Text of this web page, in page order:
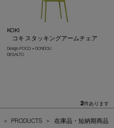
KOKI
コキ スタッキングアームチェア
Design : POCCI＋DONDOLI
DESALTO
2件あります
> PRODUCTS > 在庫品・短納期商品